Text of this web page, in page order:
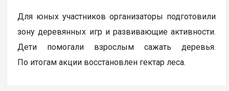
Для юных участников организаторы подготовили
зону деревянных игр и развивающие активности.
Дети помогали взрослым сажать деревья.
По итогам акции восстановлен гектар леса.